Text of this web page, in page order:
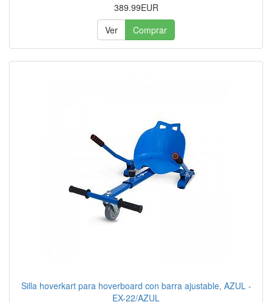
389.99EUR
Ver
Comprar
Silla hoverkart para hoverboard con barra ajustable, AZUL -
EX-22/AZUL